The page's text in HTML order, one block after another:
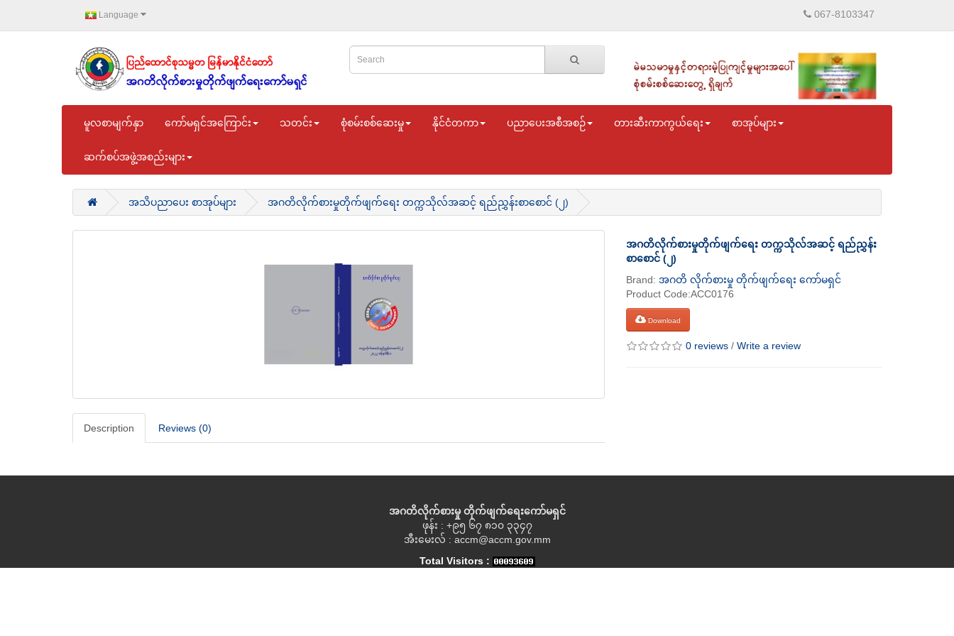
Language 067-8103347
မူလစာမျက်နှာ ကော်မရှင်အကြောင်း သတင်း စုံစမ်းစစ်ဆေးမှု နိုင်ငံတကာ ပညာပေးအစီအစဉ် တားဆီးကာကွယ်ရေး စာအုပ်များ
ဆက်စပ်အဖွဲ့အစည်းများ
အသိပညာပေး စာအုပ်များ အဂတိလိုက်စားမှုတိုက်ဖျက်ရေး တက္ကသိုလ်အဆင့် ရည်ညွှန်းစာစောင် (၂)
Description Reviews (0)
အဂတိလိုက်စားမှုတိုက်ဖျက်ရေး တက္ကသိုလ်အဆင့် ရည်ညွှန်း
စာစောင် (၂)
Brand: အဂတိ လိုက်စားမှု တိုက်ဖျက်ရေး ကော်မရှင်
Product Code:ACC0176
Download
0 reviews / Write a review
အဂတိလိုက်စားမှု တိုက်ဖျက်ရေးကော်မရှင်
ဖုန်း : +၉၅ ၆၇ ၈၁၀ ၃၃၄၇
အီးမေးလ် : accm@accm.gov.mm
Total Visitors :